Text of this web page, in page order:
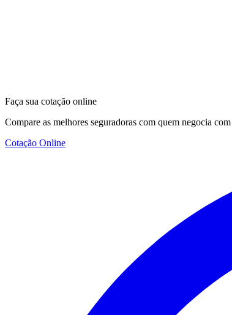
Faça sua cotação online
Compare as melhores seguradoras com quem negocia
Cotação Online